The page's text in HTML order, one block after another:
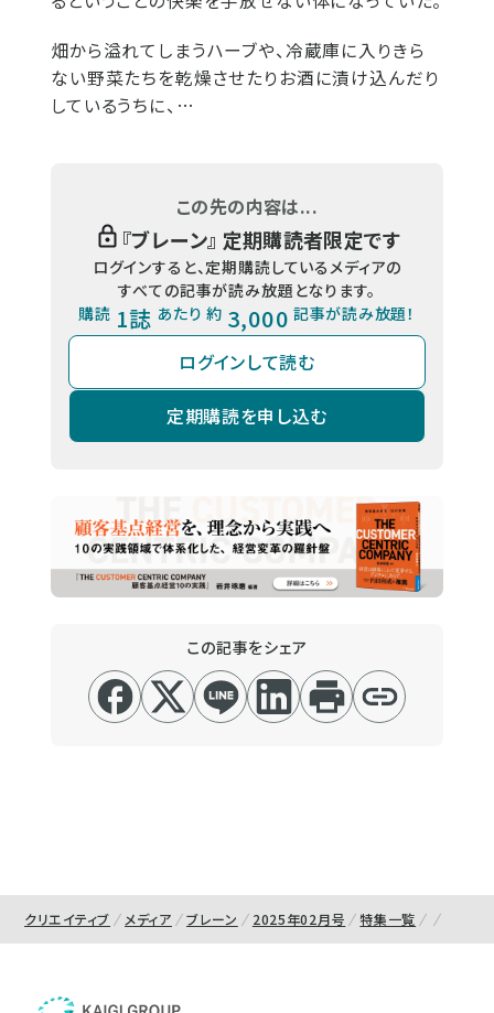
畑から溢れてしまうハーブや、冷蔵庫に入りきら
ない野菜たちを乾燥させたりお酒に漬け込んだり
しているうちに、…
この先の内容は...
『ブレーン』 定期購読者限定です
ログインすると、定期購読しているメディアの
すべての記事が読み放題となります。
購読 1誌 あたり 約 3,000 記事が読み放題！
ログインして読む
定期購読を申し込む
この記事をシェア
クリエイティブ メディア ブレーン 2025年02月号 特集一覧